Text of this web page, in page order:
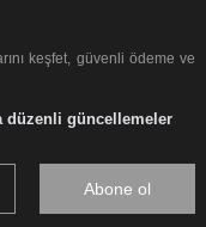
keşfet, güvenli ödeme ve
düzenli güncellemeler
Abone ol